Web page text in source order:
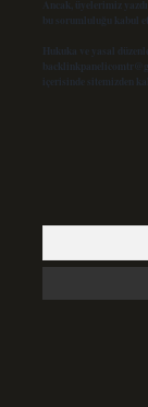
Ancak, üyelerimiz
bu sorumluluğu kabul
Hukuka ve yasal
içerisinde sitemizden